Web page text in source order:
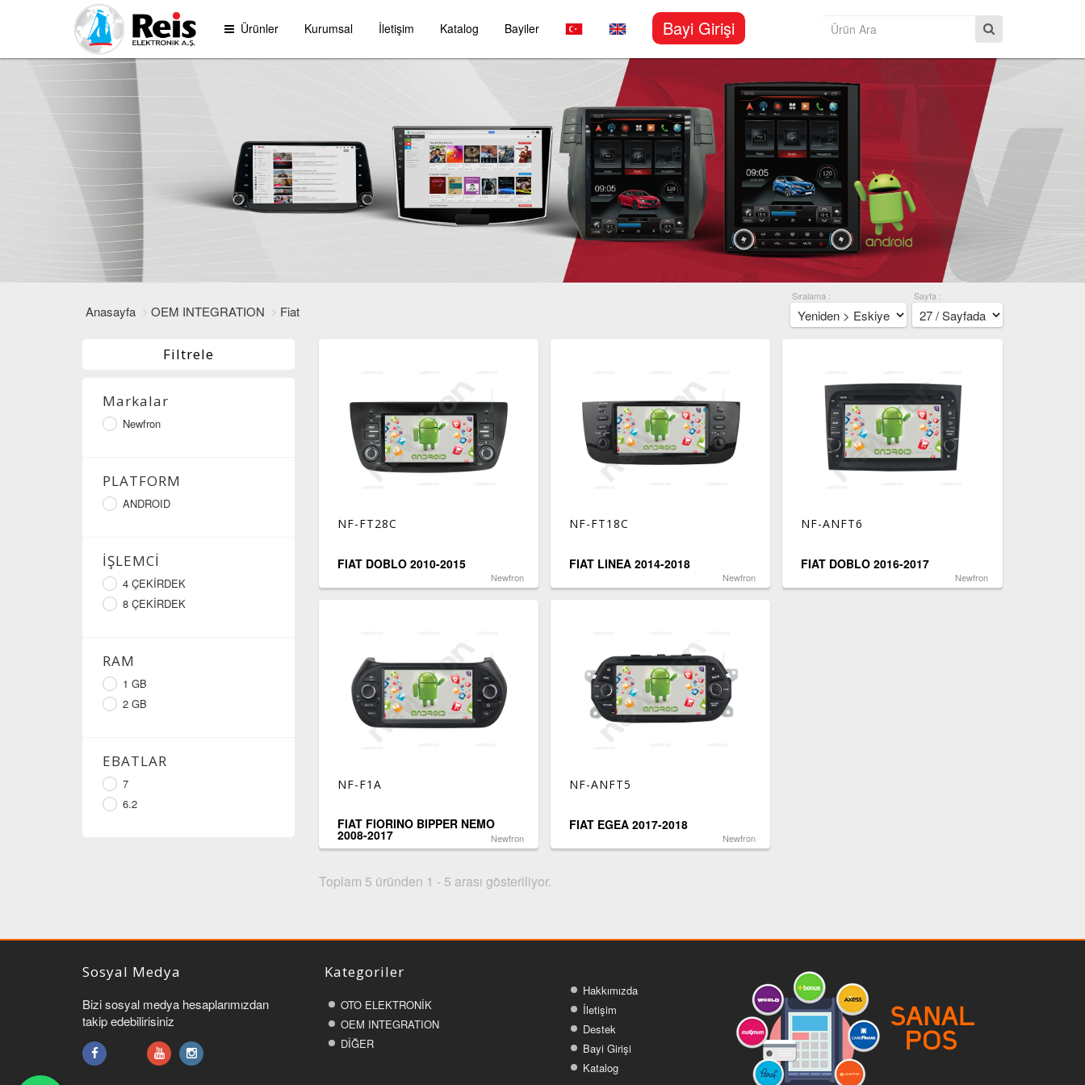
Ürünler Kurumsal İletişim Katalog Bayiler Bayi Girişi
Anasayfa OEM INTEGRATION Fiat
Sıralama : Sayfa :
Filtrele
Markalar
Newfron
PLATFORM
ANDROID
İŞLEMCİ
4 ÇEKİRDEK
8 ÇEKİRDEK
RAM
1 GB
2 GB
EBATLAR
7
6.2
NF-FT28C
FIAT DOBLO 2010-2015
Newfron
NF-FT18C
FIAT LINEA 2014-2018
Newfron
NF-ANFT6
FIAT DOBLO 2016-2017
Newfron
NF-F1A
FIAT FIORINO BIPPER NEMO
2008-2017 Newfron
NF-ANFT5
FIAT EGEA 2017-2018
Newfron
Toplam 5 üründen 1 - 5 arası gösteriliyor.
Sosyal Medya
Bizi sosyal medya hesaplarımızdan
takip edebilirisiniz
Kategoriler
OTO ELEKTRONİK
OEM INTEGRATION
DİĞER
Hakkımızda
İletişim
Destek
Bayi Girişi
Katalog